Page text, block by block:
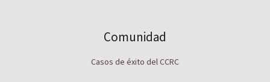
Comunidad
Casos de éxito del CCRC